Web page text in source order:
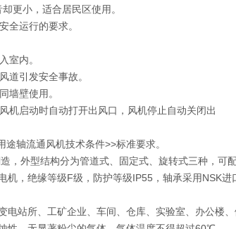
更小，适合居民区使用。
全运行的要求。
室内。
道引发安全事故。
墙壁使用。
机启动时自动打开出风口，风机停止自动关闭出
轴流通风机技术条件>>标准要求。
，外型结构分为管道式、固定式、旋转式三种，可
机，绝缘等级F级，防护等级IP55，轴承采用NSK
电站所、工矿企业、车间、仓库、实验室、办公楼